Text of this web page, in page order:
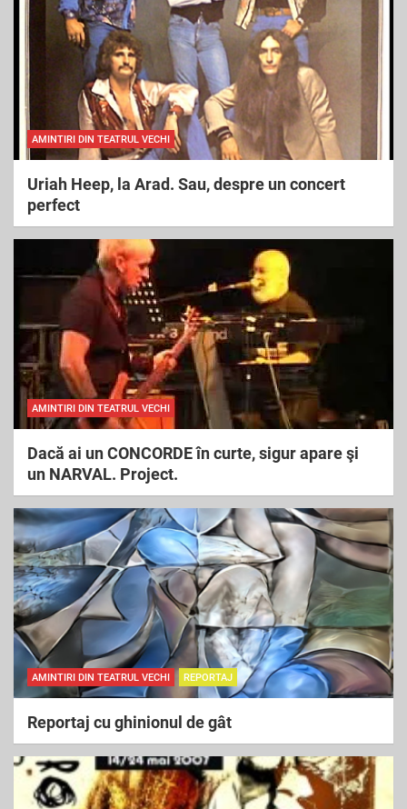
AMINTIRI DIN TEATRUL VECHI
Uriah Heep, la Arad. Sau, despre un concert
perfect
AMINTIRI DIN TEATRUL VECHI
Dacă ai un CONCORDE în curte, sigur apare şi
un NARVAL. Project.
AMINTIRI DIN TEATRUL VECHI REPORTAJ
Reportaj cu ghinionul de gât